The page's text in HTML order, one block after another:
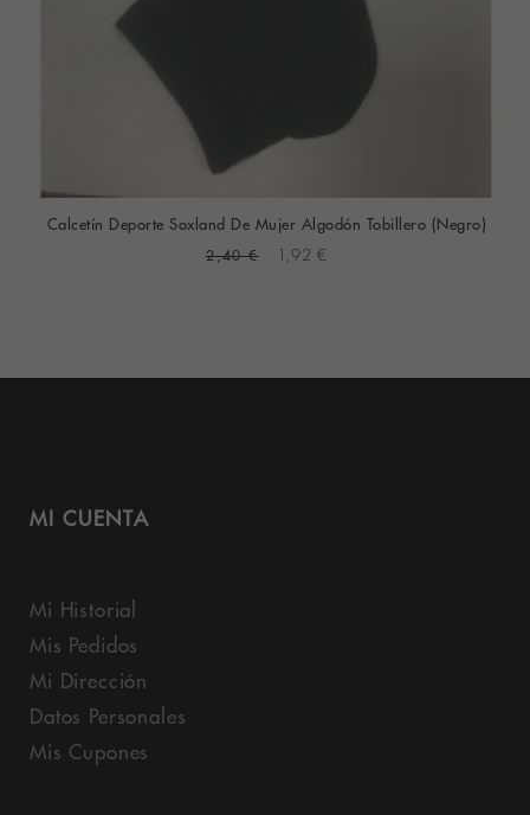
Calcetín Deporte Soxland De Mujer Algodón Tobillero (Negro)
2,40 € 1,92 €
MI CUENTA
Mi Historial
Mis Pedidos
Mi Dirección
Datos Personales
Mis Cupones